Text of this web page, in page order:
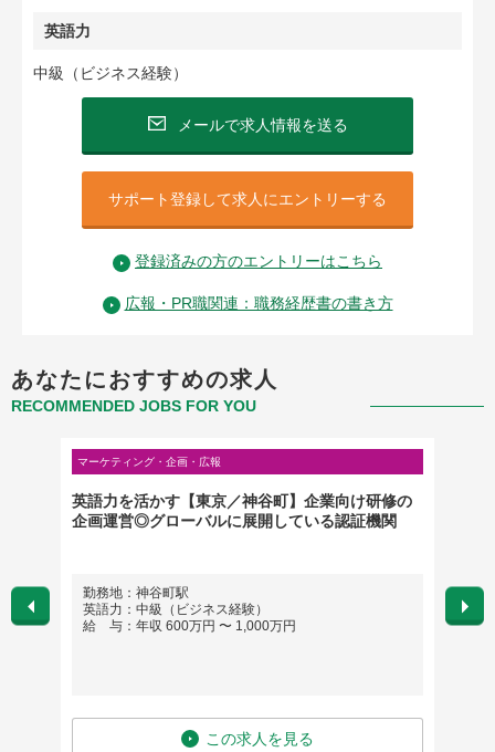
英語力
中級（ビジネス経験）
メールで求人情報を送る
サポート登録して求人にエントリーする
登録済みの方のエントリーはこちら
広報・PR職関連：職務経歴書の書き方
あなたにおすすめの求人
RECOMMENDED JOBS FOR YOU
マーケティング・企画・広報
英語力を活かす【東京／神谷町】企業向け研修の
企画運営◎グローバルに展開している認証機関
勤務地：神谷町駅
英語力：中級（ビジネス経験）
給 与：年収 600万円 〜 1,000万円
この求人を見る
勤務
※出
（週1